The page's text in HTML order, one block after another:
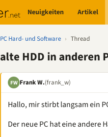
Neuigkeiten Artikel
PC Hard- und Software › Thread
alte HDD in anderen
FW Frank W.(frank_w)
Hallo, mir stirbt langsam ein
Der neue PC hat eine andere